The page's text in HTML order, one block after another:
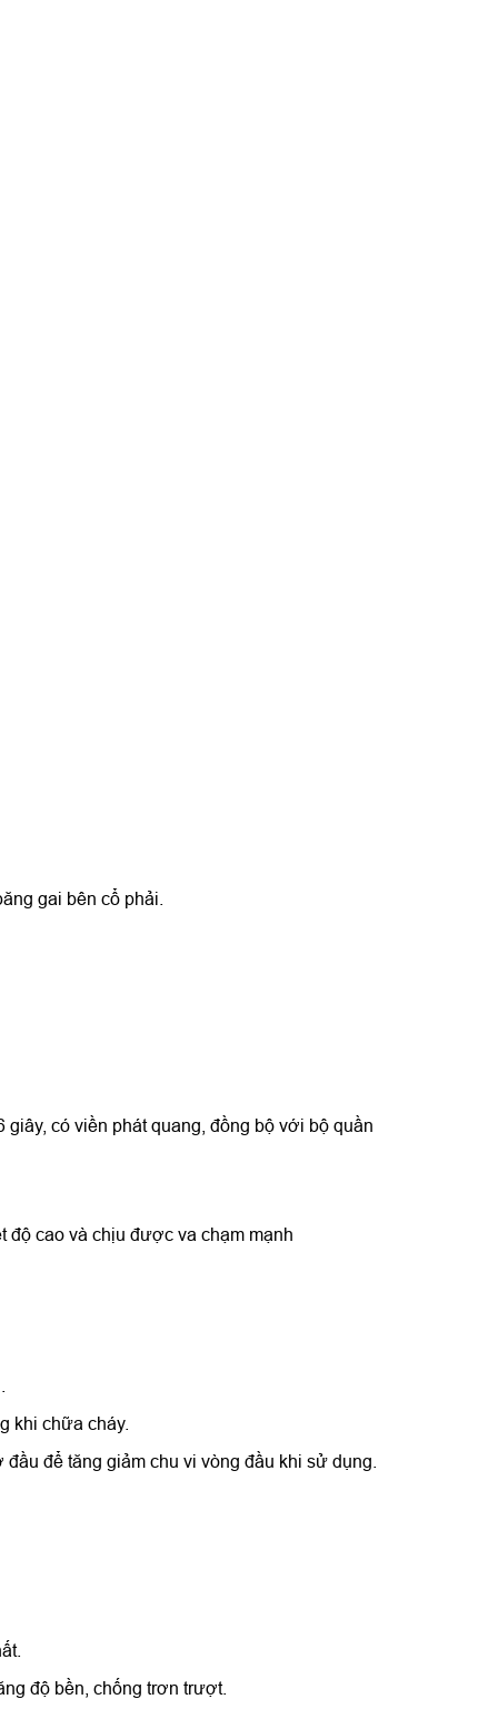
gai bên cổ phải.
có viền phát quang, đồng bộ với bộ quần
độ cao và chịu được va chạm mạnh
khi chữa cháy.
để tăng giảm chu vi vòng đầu khi sử dụng.
độ bền, chống trơn trượt.